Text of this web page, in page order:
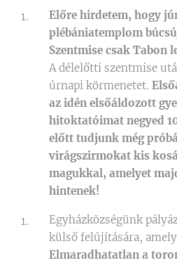
Előre hirdetem, hogy
plébániatemplom
Szentmise csak Tabon
A délelőtti szentmise
úrnapi körmenetet.
az idén elsőáldozott
hitoktatóimat negyed
előtt tudjunk még
virágszirmokat kis
magukkal, amelyet
hintenek!
Egyházközségünk
külső felújítására,
Elmaradhatatlan a